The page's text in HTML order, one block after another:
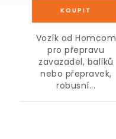
Vozík od Homcom
pro přepravu
zavazadel, balíků
nebo přepravek,
robusní...